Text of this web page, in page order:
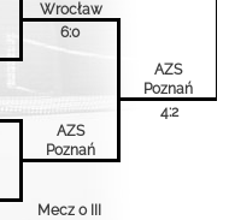
Wrocław
6:0
AZS
Poznań
4:2
AZS
Poznań
Mecz o III